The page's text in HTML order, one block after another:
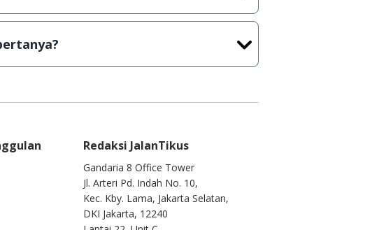
kita masih melakukan upload-download
kamu keinfo@jalantikus.com
Redaksi JalanTikus
Gandaria 8 Office Tower
Jl. Arteri Pd. Indah No. 10,
Kec. Kby. Lama, Jakarta Selatan,
DKI Jakarta, 12240